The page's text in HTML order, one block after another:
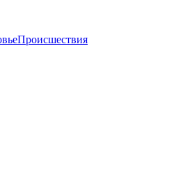
Происшествия